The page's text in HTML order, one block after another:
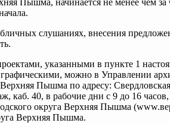
Пышма, начинается не менее чем
слушаниях, внесения
указанными в пункте 1
можно в Управлении
Пышма по адресу:
каб. 40, в рабочие дни с 9 до 16
округа Верхняя Пышма
Верхняя Пышма.